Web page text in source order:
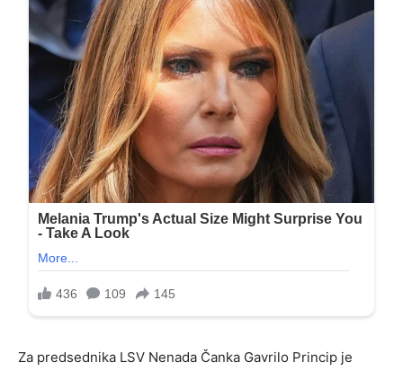
Za predsednika LSV Nenada Čanka Gavrilo Princip je